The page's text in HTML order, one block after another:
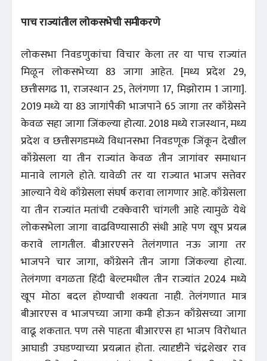
पाच राज्यांतील लोकसभेची समीकरणे
लोकसभा निवडणुकांचा विचार केला तर या पाच राज्यांत
मिळून लोकसभेच्या 83 जागा आहेत. [मध्य प्रदेश 29,
छत्तीसगढ 11, राजस्थान 25, तेलंगणा 17, मिझोराम 1 जागा].
2019 मध्ये या 83 जागांपैकी भाजपाने 65 जागा तर काँग्रेसने
केवळ सहा जागा जिंकल्या होत्या. 2018 मध्ये राजस्थान, मध्य
प्रदेश व छत्तीसगडमध्ये विधानसभा निवडणूक जिंकून देखील
काँग्रेसला या तीन राज्यांत केवळ तीन जागांवर समाधान
मानावे लागले होते. यावेळी तर या राज्यात भाजप सत्तेवर
आल्याने येथे काँग्रेसला संघर्ष करावा लागणार आहे. काँग्रेसला
या तीन राज्यांत मतांची टक्केवारी चांगली आहे त्यामुळे येथे
लोकसभेला जागा वाढविण्यासाठी संधी आहे पण खूप प्रयत्न
करावे लागतील. बीआरएसने तेलंगणात नऊ जागा तर
भाजपने चार जागा, काँग्रेसने तीन जागा जिंकल्या होत्या.
तेलंगणा वगळता हिंदी बेल्टमधील तीन राज्यांत 2024 मध्ये
खूप मोठा बदल होण्याची शक्यता नाही. तेलंगणात मात्र
बीआरएस व भाजपच्या जागा कमी होऊन काँग्रेसच्या जागा
वाढू शकतात. पण तसे पाहता बीआरएस हा भाजप विरोधात
आघाडी उघडण्याच्या प्रयत्नात होता. त्यादृष्टीने चंद्रशेखर राव